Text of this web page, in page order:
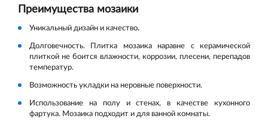
Преимущества мозаики
Уникальный дизайн и качество.
Долговечность. Плитка мозаика наравне с керамической
плиткой не боится влажности, коррозии, плесени, перепадов
температур.
Возможность укладки на неровные поверхности.
Использование на полу и стенах, в качестве кухонного
фартука. Мозаика подходит и для ванной комнаты.